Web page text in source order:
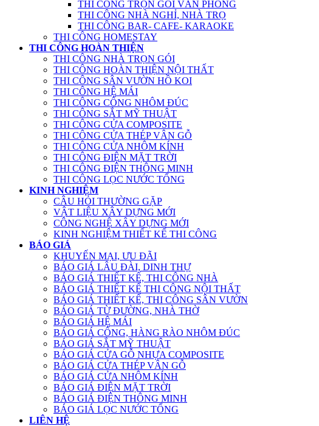
THI CÔNG TRỌN GÓI VĂN PHÒNG
THI CÔNG NHÀ NGHỈ, NHÀ TRỌ
THI CÔNG BAR- CAFE- KARAOKE
THI CÔNG HOMESTAY
THI CÔNG HOÀN THIỆN
THI CÔNG NHÀ TRỌN GÓI
THI CÔNG HOÀN THIỆN NỘI THẤT
THI CÔNG SÂN VƯỜN HỒ KOI
THI CÔNG HỆ MÁI
THI CÔNG CỔNG NHÔM ĐÚC
THI CÔNG SẮT MỸ THUẬT
THI CÔNG CỬA COMPOSITE
THI CÔNG CỬA THÉP VÂN GỖ
THI CÔNG CỬA NHÔM KÍNH
THI CÔNG ĐIỆN MẶT TRỜI
THI CÔNG ĐIỆN THÔNG MINH
THI CÔNG LỌC NƯỚC TỔNG
KINH NGHIỆM
CÂU HỎI THƯỜNG GẶP
VẬT LIỆU XÂY DỰNG MỚI
CÔNG NGHỆ XÂY DỰNG MỚI
KINH NGHIỆM THIẾT KẾ THI CÔNG
BÁO GIÁ
KHUYẾN MẠI, ƯU ĐÃI
BÁO GIÁ LÂU ĐÀI, DINH THỰ
BÁO GIÁ THIẾT KẾ, THI CÔNG NHÀ
BÁO GIÁ THIẾT KẾ THI CÔNG NỘI THẤT
BÁO GIÁ THIẾT KẾ, THI CÔNG SÂN VƯỜN
BÁO GIÁ TỪ ĐƯỜNG, NHÀ THỜ
BÁO GIÁ HỆ MÁI
BÁO GIÁ CỔNG, HÀNG RÀO NHÔM ĐÚC
BÁO GIÁ SẮT MỸ THUẬT
BÁO GIÁ CỬA GỖ NHỰA COMPOSITE
BÁO GIÁ CỬA THÉP VÂN GỖ
BÁO GIÁ CỬA NHÔM KÍNH
BÁO GIÁ ĐIỆN MẶT TRỜI
BÁO GIÁ ĐIỆN THÔNG MINH
BÁO GIÁ LỌC NƯỚC TỔNG
LIÊN HỆ